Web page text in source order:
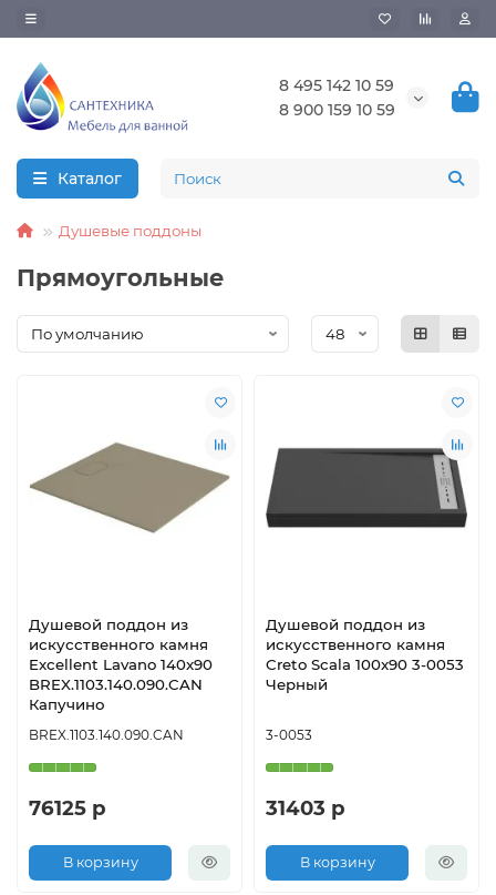
8 495 142 10 59
8 900 159 10 59
Каталог
Душевые поддоны
Прямоугольные
Душевой поддон из
искусственного камня
Excellent Lavano 140x90
BREX.1103.140.090.CAN
Капучино
BREX.1103.140.090.CAN
76125 р
В корзину
Душевой поддон из
искусственного камня
Creto Scala 100x90 3-0053
Черный
3-0053
31403 р
В корзину